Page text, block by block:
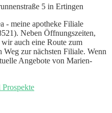
5 in Ertingen
- meine apotheke Filiale
Neben Öffnungszeiten,
auch eine Route zum
Weg zur nächsten Filiale. Wenn
Angebote von Marien-